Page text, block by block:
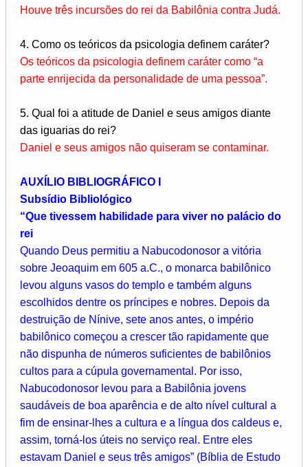
Houve três incursões do rei da Babilônia contra Judá.
4. Como os teóricos da psicologia definem caráter?
Os teóricos da psicologia definem caráter como “a
parte enrijecida da personalidade de uma pessoa”.
5. Qual foi a atitude de Daniel e seus amigos diante
das iguarias do rei?
Daniel e seus amigos não quiseram se contaminar.
AUXÍLIO BIBLIOGRÁFICO I
Subsídio Bibliológico
“Que tivessem habilidade para viver no palácio do
rei
Quando Deus permitiu a Nabucodonosor a vitória
sobre Jeoaquim em 605 a.C., o monarca babilônico
levou alguns vasos do templo e também alguns
escolhidos dentre os príncipes e nobres. Depois da
destruição de Nínive, sete anos antes, o império
babilônico começou a crescer tão rapidamente que
não dispunha de números suficientes de babilônios
cultos para a cúpula governamental. Por isso,
Nabucodonosor levou para a Babilônia jovens
saudáveis de boa aparência e de alto nível cultural a
fim de ensinar-lhes a cultura e a língua dos caldeus e,
assim, torná-los úteis no serviço real. Entre eles
estavam Daniel e seus três amigos” (Bíblia de Estudo